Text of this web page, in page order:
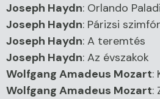
Joseph Haydn: Orlando
Joseph Haydn: Párizsi
Joseph Haydn: A teremtés
Joseph Haydn: Az évszakok
Wolfgang Amadeus Mozart:
Wolfgang Amadeus Mozart: